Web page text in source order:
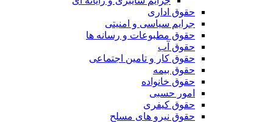
حقوق اداری
جرایم سیاسی و امنیتی
حقوق مطبوعات و رسانه ها
حقوق آب
حقوق کار و تامین اجتماعی
حقوق بیمه
حقوق خانواده
امور حسبی
حقوق کیفری
حقوق نیرو های مسلح